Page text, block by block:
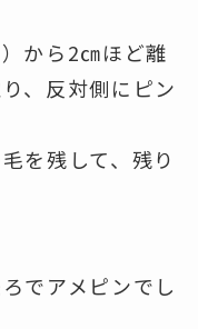
から2㎝ほど離
、反対側にピン
を残して、残り
でアメピンでし